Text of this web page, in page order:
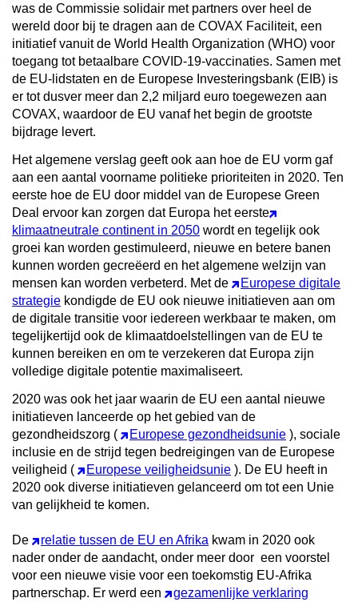
was de Commissie solidair met partners over heel de
wereld door bij te dragen aan de COVAX Faciliteit, een
initiatief vanuit de World Health Organization (WHO) voor
toegang tot betaalbare COVID-19-vaccinaties. Samen met
de EU-lidstaten en de Europese Investeringsbank (EIB) is
er tot dusver meer dan 2,2 miljard euro toegewezen aan
COVAX, waardoor de EU vanaf het begin de grootste
bijdrage levert.
Het algemene verslag geeft ook aan hoe de EU vorm gaf
aan een aantal voorname politieke prioriteiten in 2020. Ten
eerste hoe de EU door middel van de Europese Green
Deal ervoor kan zorgen dat Europa het eerste
klimaatneutrale continent in 2050 wordt en tegelijk ook
groei kan worden gestimuleerd, nieuwe en betere banen
kunnen worden gecreëerd en het algemene welzijn van
mensen kan worden verbeterd. Met de
Europese digitale
strategie kondigde de EU ook nieuwe initiatieven aan om
de digitale transitie voor iedereen werkbaar te maken, om
tegelijkertijd ook de klimaatdoelstellingen van de EU te
kunnen bereiken en om te verzekeren dat Europa zijn
volledige digitale potentie maximaliseert.
2020 was ook het jaar waarin de EU een aantal nieuwe
initiatieven lanceerde op het gebied van de
gezondheidszorg (
Europese gezondheidsunie ), sociale
inclusie en de strijd tegen bedreigingen van de Europese
veiligheid (
Europese veiligheidsunie ). De EU heeft in
2020 ook diverse initiatieven gelanceerd om tot een Unie
van gelijkheid te komen.
De relatie tussen de EU en Afrika kwam in 2020 ook
nader onder de aandacht, onder meer door een voorstel
voor een nieuwe visie voor een toekomstig EU-Afrika
partnerschap. Er werd een
gezamenlijke verklaring